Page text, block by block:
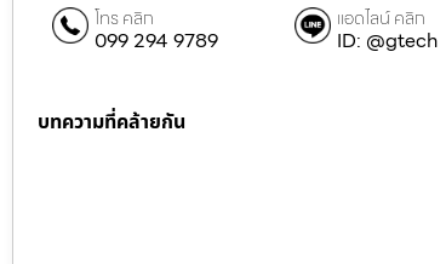
โทร คลิก
099 294 9789
แอดไลน์ คลิก
ID: @gtech
บทความที่คล้ายกัน